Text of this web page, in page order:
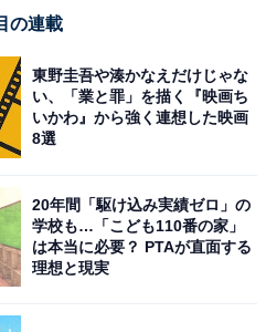
『VIVANT』 (@tbs_vivant)
。本作では主人公の乃木憂
の連載
東野圭吾や湊かなえだけじゃな
い、「業と罪」を描く『映画ち
いかわ』から強く連想した映画
8選
20年間「駆け込み実績ゼロ」の
学校も…「こども110番の家」
は本当に必要？ PTAが直面する
理想と現実